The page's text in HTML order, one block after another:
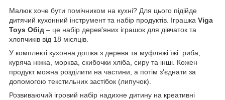
Малюк хоче бути помічником на кухні? Для цього підійде
дитячий кухонний інструмент та набір продуктів. Іграшка Viga
Toys Обід – це набір дерев'яних іграшок для дівчаток та
хлопчиків від 18 місяців.
У комплекті кухонна дошка з дерева та муфляжі їжі: риба,
куряча ніжка, морква, скибочки хліба, сиру та інші. Кожен
продукт можна розділити на частини, а потім з'єднати за
допомогою текстильних застібок (липучок).
Розвиваючий ігровий набір надихне дитину на креативні